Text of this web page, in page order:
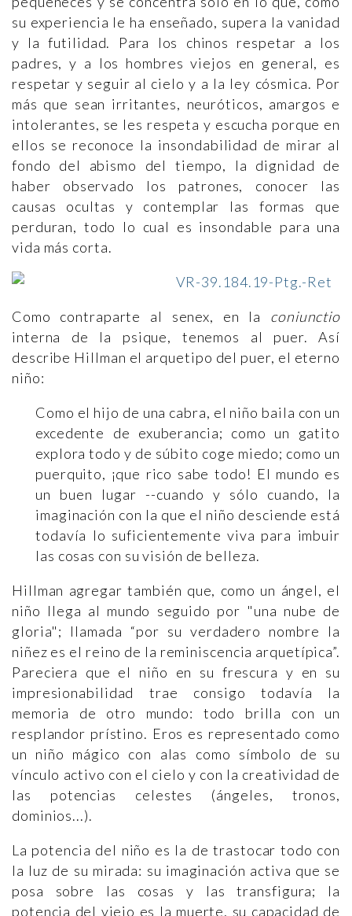
su experiencia le ha enseñado, supera la vanidad
y la futilidad. Para los chinos respetar a los
padres, y a los hombres viejos en general, es
respetar y seguir al cielo y a la ley cósmica. Por
más que sean irritantes, neuróticos, amargos e
intolerantes, se les respeta y escucha porque en
ellos se reconoce la insondabilidad de mirar al
fondo del abismo del tiempo, la dignidad de
haber observado los patrones, conocer las
causas ocultas y contemplar las formas que
perduran, todo lo cual es insondable para una
vida más corta.
Como contraparte al senex, en la coniunctio
interna de la psique, tenemos al puer. Así
describe Hillman el arquetipo del puer, el eterno
niño:
Como el hijo de una cabra, el niño baila con un
excedente de exuberancia; como un gatito
explora todo y de súbito coge miedo; como un
puerquito, ¡que rico sabe todo! El mundo es
un buen lugar --cuando y sólo cuando, la
imaginación con la que el niño desciende está
todavía lo suficientemente viva para imbuir
las cosas con su visión de belleza.
Hillman agregar también que, como un ángel, el
niño llega al mundo seguido por "una nube de
gloria"; llamada “por su verdadero nombre la
niñez es el reino de la reminiscencia arquetípica”.
Pareciera que el niño en su frescura y en su
impresionabilidad trae consigo todavía la
memoria de otro mundo: todo brilla con un
resplandor prístino. Eros es representado como
un niño mágico con alas como símbolo de su
vínculo activo con el cielo y con la creatividad de
las potencias celestes (ángeles, tronos,
dominios...).
La potencia del niño es la de trastocar todo con
la luz de su mirada: su imaginación activa que se
posa sobre las cosas y las transfigura; la
potencia del viejo es la muerte, su capacidad de